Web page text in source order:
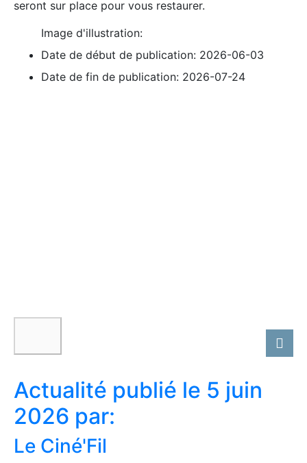
seront sur place pour vous restaurer.
Image d'illustration:
Date de début de publication: 2026-06-03
Date de fin de publication: 2026-07-24
Actualité publié le 5 juin
2026 par:
Le Ciné'Fil